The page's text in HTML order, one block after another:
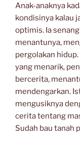
Anak-anaknya
kondisinya kalau
optimis. Ia
menantunya,
pergolakan
yang menarik,
bercerita,
mendengarkan.
mengusiknya
cerita tentang
Sudah bau tanah